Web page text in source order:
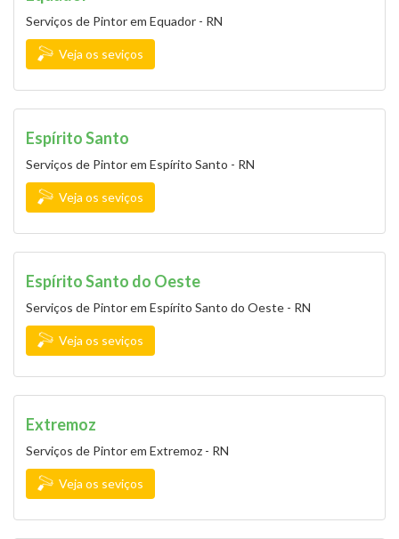
Serviços de Pintor em Equador - RN
Veja os seviços
Espírito Santo
Serviços de Pintor em Espírito Santo - RN
Veja os seviços
Espírito Santo do Oeste
Serviços de Pintor em Espírito Santo do Oeste - RN
Veja os seviços
Extremoz
Serviços de Pintor em Extremoz - RN
Veja os seviços